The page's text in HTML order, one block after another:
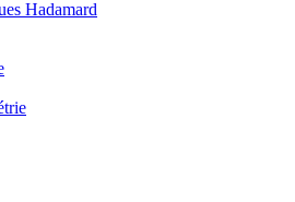
Hadamard